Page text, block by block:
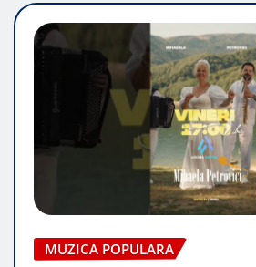
MUZICA POPULARA